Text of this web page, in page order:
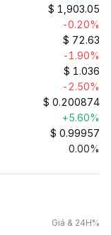
$ 1,903.05
-0.20%
$ 72.63
-1.90%
$ 1.036
-2.50%
$ 0.200874
+5.60%
$ 0.99957
0.00%
Giá & 24H%